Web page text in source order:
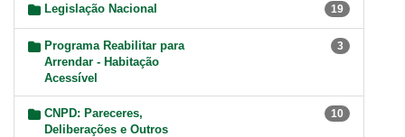
Legislação Nacional 19
Programa Reabilitar para
Arrendar - Habitação
Acessível
3
CNPD: Pareceres,
Deliberações e Outros
10